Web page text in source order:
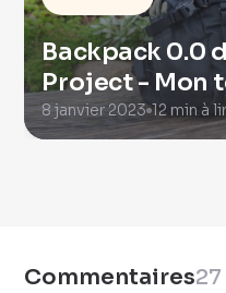
Backpack 0.0
Project - Mon
8 janvier 2023 12 min à
Commentaires27